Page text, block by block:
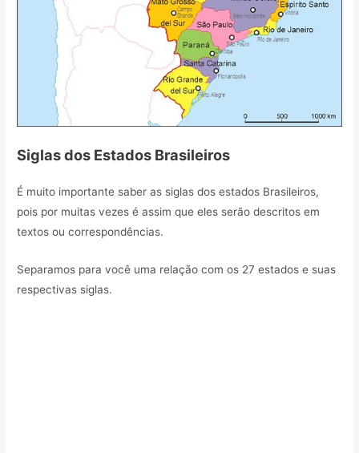
Siglas dos Estados Brasileiros
É muito importante saber as siglas dos estados Brasileiros,
pois por muitas vezes é assim que eles serão descritos em
textos ou correspondências.
Separamos para você uma relação com os 27 estados e suas
respectivas siglas.